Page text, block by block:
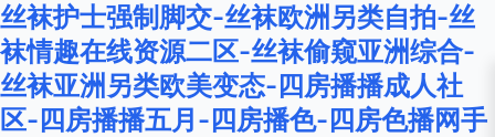
丝袜护士强制脚交-丝袜欧洲另类自拍-丝
袜情趣在线资源二区-丝袜偷窥亚洲综合-
丝袜亚洲另类欧美变态-四房播播成人社
区-四房播播五月-四房播色-四房色播网手